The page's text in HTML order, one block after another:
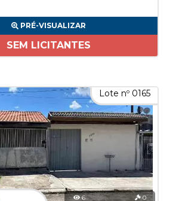
PRÉ-VISUALIZAR
SEM LICITANTES
Lote nº 0165
6 0